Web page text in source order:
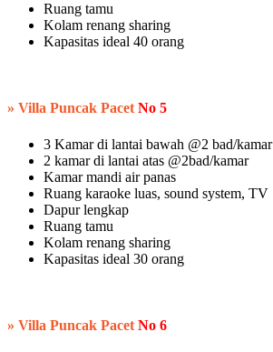
Ruang tamu
Kolam renang sharing
Kapasitas ideal 40 orang
» Villa Puncak Pacet No 5
3 Kamar di lantai bawah @2 bad/kamar
2 kamar di lantai atas @2bad/kamar
Kamar mandi air panas
Ruang karaoke luas, sound system, TV
Dapur lengkap
Ruang tamu
Kolam renang sharing
Kapasitas ideal 30 orang
» Villa Puncak Pacet No 6